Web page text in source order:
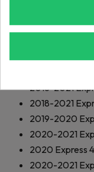
2019-2021
2018-2021
2018-2021
2019-2020
2020-2021
2020 Express
2020-2021